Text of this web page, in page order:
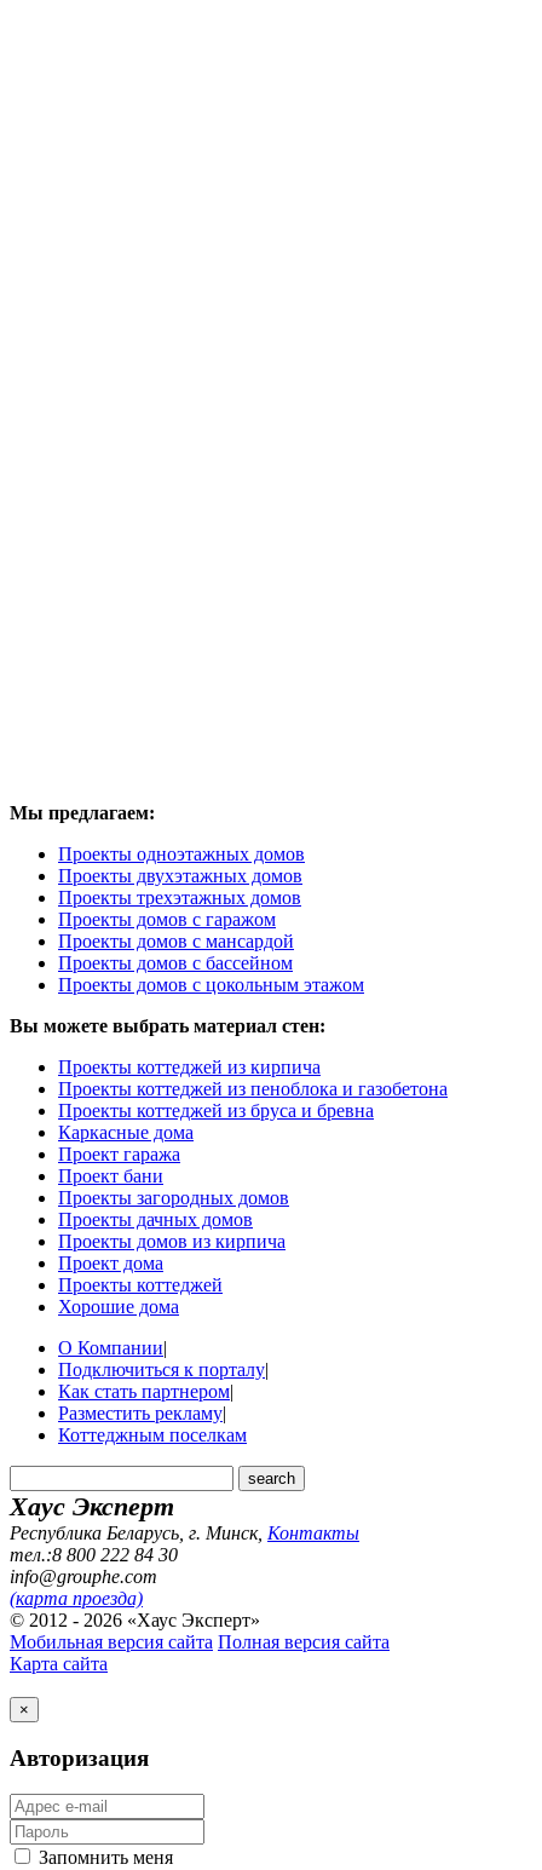
Мы предлагаем:
Проекты одноэтажных домов
Проекты двухэтажных домов
Проекты трехэтажных домов
Проекты домов с гаражом
Проекты домов с мансардой
Проекты домов с бассейном
Проекты домов с цокольным этажом
Вы можете выбрать материал стен:
Проекты коттеджей из кирпича
Проекты коттеджей из пеноблока и газобетона
Проекты коттеджей из бруса и бревна
Каркасные дома
Проект гаража
Проект бани
Проекты загородных домов
Проекты дачных домов
Проекты домов из кирпича
Проект дома
Проекты коттеджей
Хорошие дома
О Компании|
Подключиться к порталу|
Как стать партнером|
Разместить рекламу|
Коттеджным поселкам
Хаус Эксперт
Республика Беларусь, г. Минск, Контакты
тел.:8 800 222 84 30
info@grouphe.com
(карта проезда)
© 2012 - 2026 «Хаус Эксперт»
Мобильная версия сайта Полная версия сайта
Карта сайта
×
Авторизация
Запомнить меня